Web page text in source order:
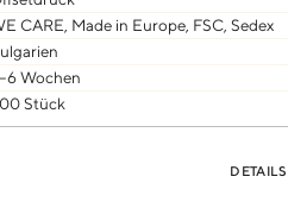
CARE, Made in Europe, FSC, Sedex
Wochen
Stück
DETAILS